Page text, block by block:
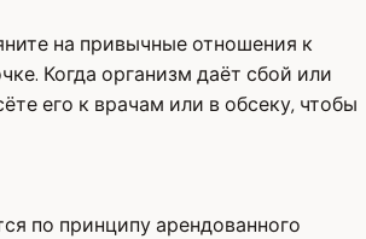
на привычные отношения к
Когда организм даёт сбой или
его к врачам или в обсеку, чтобы
по принципу арендованного